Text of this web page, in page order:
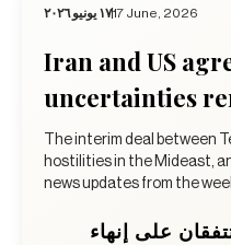
١٧ يونيو ٢٠٢٦17 June, 2026
Iran and US
uncertainties
The interim deal between
hostilities in the Mideast,
news updates from the
على إنهاء